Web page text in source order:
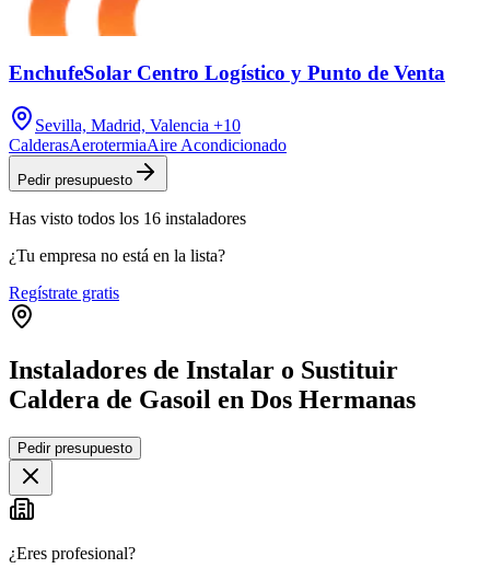
EnchufeSolar Centro Logístico y Punto de Venta
Sevilla, Madrid, Valencia +10
CalderasAerotermiaAire Acondicionado
Pedir presupuesto
Has visto todos los 16 instaladores
¿Tu empresa no está en la lista?
Regístrate gratis
Instaladores de Instalar o Sustituir
Caldera de Gasoil en Dos Hermanas
+
−
Pedir presupuesto
¿Eres profesional?